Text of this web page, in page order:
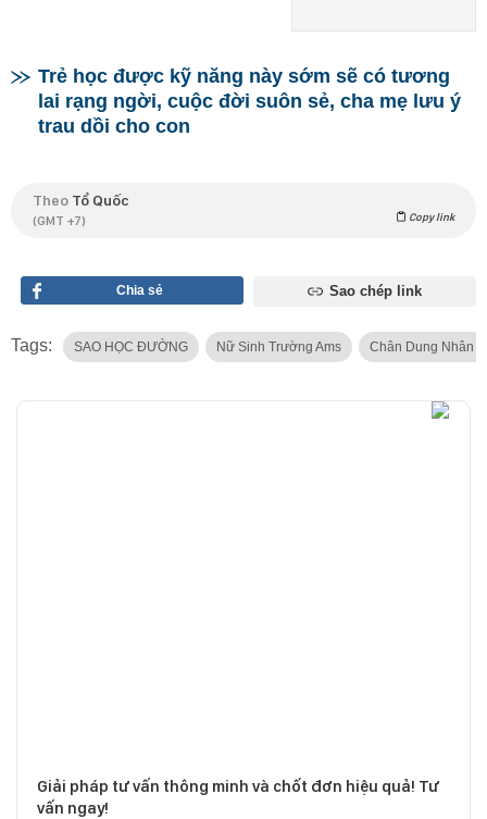
Trẻ học được kỹ năng này sớm sẽ có tương
lai rạng ngời, cuộc đời suôn sẻ, cha mẹ lưu ý
trau dồi cho con
Theo Tổ Quốc
(GMT +7) Copy link
Chia sẻ Sao chép link
Tags: SAO HỌC ĐƯỜNG Nữ Sinh Trường Ams Chân Dung Nhân
Giải pháp tư vấn thông minh và chốt đơn hiệu quả! Tư
vấn ngay!